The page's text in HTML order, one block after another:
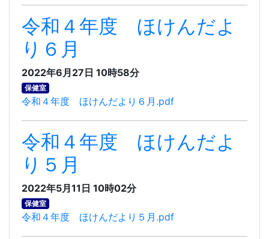
令和４年度 ほけんだよ
り６月
2022年6月27日 10時58分
保健室
令和４年度 ほけんだより６月.pdf
令和４年度 ほけんだよ
り５月
2022年5月11日 10時02分
保健室
令和４年度 ほけんだより５月.pdf